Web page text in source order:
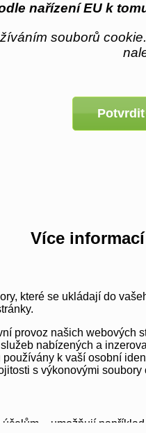
nařízení EU k
souborů
Více
které se ukládají do
provoz našich webových
nabízených a
k vaší osobní
s výkonovými soubory
– umožňují